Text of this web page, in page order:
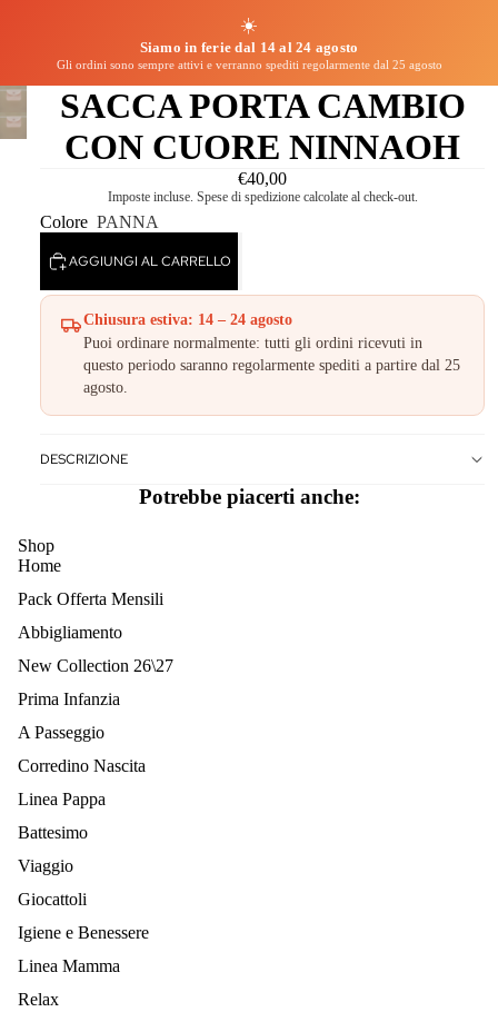
☀️
Siamo in ferie dal 14 al 24 agosto
Gli ordini sono sempre attivi e verranno spediti regolarmente dal 25 agosto
SACCA PORTA CAMBIO
CON CUORE NINNAOH
€40,00
Imposte incluse. Spese di spedizione calcolate al check-out.
Colore PANNA
AGGIUNGI AL CARRELLO
Chiusura estiva: 14 – 24 agosto
Puoi ordinare normalmente: tutti gli ordini ricevuti in
questo periodo saranno regolarmente spediti a partire dal 25
agosto.
DESCRIZIONE
Potrebbe piacerti anche:
Shop
Home
Pack Offerta Mensili
Abbigliamento
New Collection 26\27
Prima Infanzia
A Passeggio
Corredino Nascita
Linea Pappa
Battesimo
Viaggio
Giocattoli
Igiene e Benessere
Linea Mamma
Relax